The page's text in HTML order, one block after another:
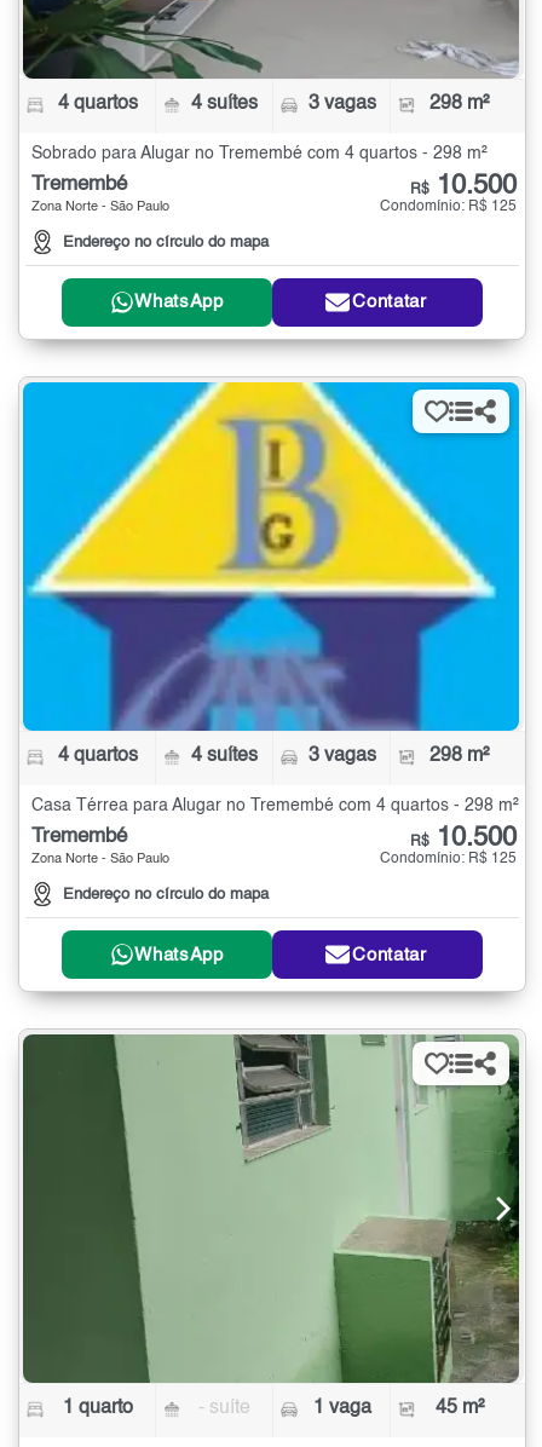
4 quartos 4 suítes 3 vagas 298 m²
Sobrado para Alugar no Tremembé com 4 quartos - 298 m²
Tremembé
Zona Norte - São Paulo
Endereço no círculo do mapa
R$ 10.500
Condomínio: R$ 125
WhatsApp Contatar
4 quartos 4 suítes 3 vagas 298 m²
Casa Térrea para Alugar no Tremembé com 4 quartos - 298 m²
Tremembé
Zona Norte - São Paulo
Endereço no círculo do mapa
R$ 10.500
Condomínio: R$ 125
WhatsApp Contatar
1 quarto - suíte 1 vaga 45 m²